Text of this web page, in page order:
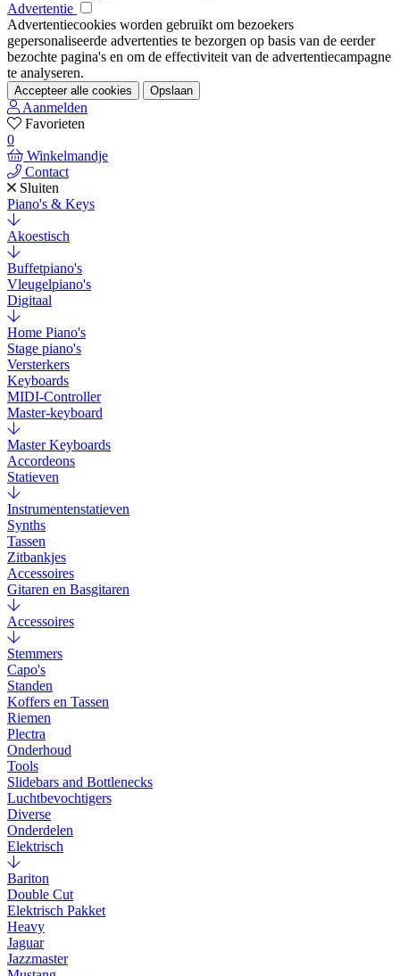
Advertentie
Advertentiecookies worden gebruikt om bezoekers
gepersonaliseerde advertenties te bezorgen op basis van de eerder
bezochte pagina's en om de effectiviteit van de advertentiecampagne
te analyseren.
Accepteer alle cookies Opslaan
Aanmelden
Favorieten
0
Winkelmandje
Contact
Sluiten
Piano's & Keys
Akoestisch
Buffetpiano's
Vleugelpiano's
Digitaal
Home Piano's
Stage piano's
Versterkers
Keyboards
MIDI-Controller
Master-keyboard
Master Keyboards
Accordeons
Statieven
Instrumentenstatieven
Synths
Tassen
Zitbankjes
Accessoires
Gitaren en Basgitaren
Accessoires
Stemmers
Capo's
Standen
Koffers en Tassen
Riemen
Plectra
Onderhoud
Tools
Slidebars and Bottlenecks
Luchtbevochtigers
Diverse
Onderdelen
Elektrisch
Bariton
Double Cut
Elektrisch Pakket
Heavy
Jaguar
Jazzmaster